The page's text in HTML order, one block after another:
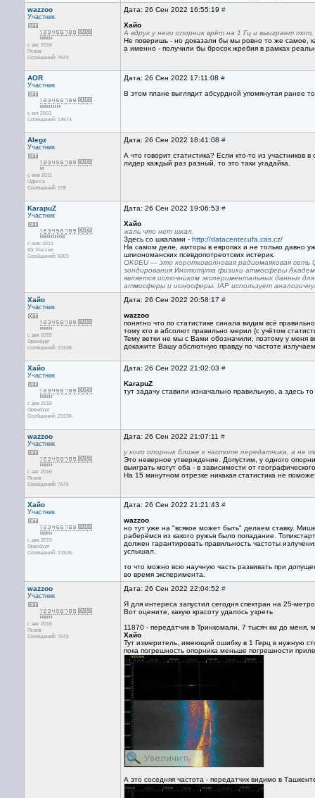
wazzoo
Участник
с авг 2016
Псков
Сообщений: 7674
Дата: 26 Сен 2022 16:55:19 #
Хайо
А вдруг у него опорник врёт на 1 Гц и выиграет
Не поверишь - но доказали бы мы ровно то же самое,
а именно - получили бы бросок жребия в рамках
AOR
Участник
с окт 2003
Сообщений: 14674
Дата: 26 Сен 2022 17:11:08 #
В этом плане выглядит абсурдной упомянутая ранее
Alegz
Участник
с янв 2011
Одесса
Сообщений: 278
Дата: 26 Сен 2022 18:41:08 #
А что говорит статистика? Если кто-то из участников
лидер каждый раз разный, то это таки угадайка.
KarapuZ
Участник
с июн 2013
Юг России
Сообщений: 6003
Дата: 26 Сен 2022 19:06:53 #
Хайо
жаль что нет шкал.
Здесь со шкалами - http://datacenter.ufa.cas.cz/
На самом деле, амторы в европах и не только давно
шпиономанских псевдопотреотских истерик.
OK0EU — это коротковолновая радиомаяковая сеть
зондирования Института физики атмосферы
является источником экспериментальных данных
атмосферы и ионосферы. IAP использует
Хайо
Участник
с дек 2015
Оренбург
Сообщений: 21538
Дата: 26 Сен 2022 20:58:17 #
wazzoo
понятно что по статистике синала видим всё
тому кто в абсолют правильно мерил (с учётом
Тему ветки не мы с Вами обозначили, поэтому у меня
докажите Вашу абслютную правду по частоте
Хайо
Участник
с дек 2015
Оренбург
Сообщений: 21538
Дата: 26 Сен 2022 21:02:03 #
KarapuZ
тут задачу ставили изначально правильную, а здесь
wazzoo
Участник
с авг 2016
Псков
Сообщений: 7674
Дата: 26 Сен 2022 21:07:11 #
у кого опорник ближе к частоте передатчика, а не
Это неверное утверждение. Допустим, у одного
выиграть могут оба - в зависимости от
На 15 минутном отрезке никакая статистика не
Хайо
Участник
с дек 2015
Оренбург
Сообщений: 21538
Дата: 26 Сен 2022 21:21:43 #
wazzoo
но тут уже на "всякое может быть" делаем ставку.
раберёмся из какого ружья было попадание.
должен гарантировать правильность частоты
услышал.
то что можно всю научную часть развивать при
во время эксперимента.
wazzoo
Участник
с авг 2016
Псков
Сообщений: 7674
Дата: 26 Сен 2022 22:04:52 #
Я для интереса запустил сегодня спектран на 25-
Вот оцените, какую красоту удалось узреть
11870 - передатчик в Тринкомали, 7 тысяч км до меня,
Хайо
Тут измеритель, имеющий ошибку в 1 Герц в нужную
пока погрешность опорника меньше погрешности
А это соседняя частота - передатчик видимо в